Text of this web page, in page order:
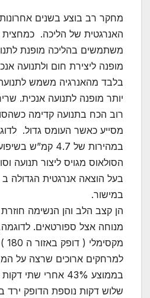
מחקר רב בוצע בשנים
האנרגטית של הליכה. כמחצית
משתמשים בהליכה מופנת
מופנה ליצירת חום ולתנועה
בלבד מהאנרגיה משמש
יותר מופנה לתנועה אנכית.
רוב הכח בתנועה קדימה
מסייע כאשר העומס גדול.
הסולאוס מגויס ליצור תנועה
במישור.
הן קצב הלב והן הנשימה
מנוחה אצל ספורטאים.
למרחקים ארוכים שרצה על
בממוצע 43% אחרי
שלוש דקות נוספת הדופק ירד ב 9% נוספים